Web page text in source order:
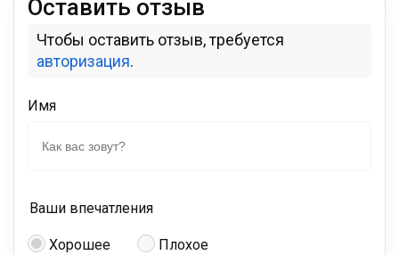
Оставить отзыв
Чтобы оставить отзыв, требуется
авторизация.
Имя
Ваши впечатления
Хорошее Плохое